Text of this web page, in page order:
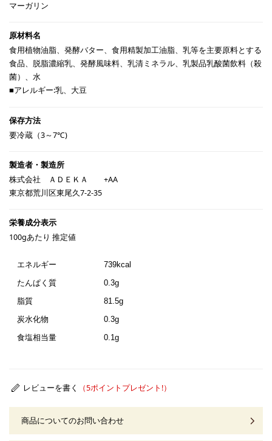
マーガリン
食用植物油脂、発酵バター、食用精製加工油脂、乳等を主要原料とする
食品、脱脂濃縮乳、発酵風味料、乳清ミネラル、乳製品乳酸菌飲料（殺
菌）、水
■アレルギー:乳、大豆
要冷蔵（3～7℃)
株式会社 ＡＤＥＫＡ +AA
東京都荒川区東尾久7-2-35
100gあたり 推定値
エネルギー 739kcal
たんぱく質 0.3g
脂質 81.5g
炭水化物 0.3g
食塩相当量 0.1g
レビューを書く
商品についてのお問い合わせ